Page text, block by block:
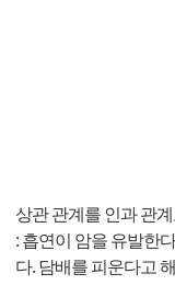
상관 관계를 인과 관
: 흡연이 암을 유발한
다. 담배를 피운다고